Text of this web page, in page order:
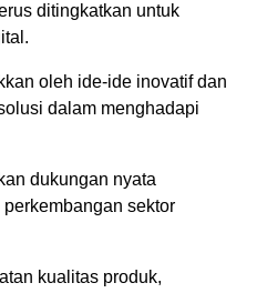
ditingkatkan untuk
oleh ide-ide inovatif dan
dalam menghadapi
dukungan nyata
sektor
kualitas produk,